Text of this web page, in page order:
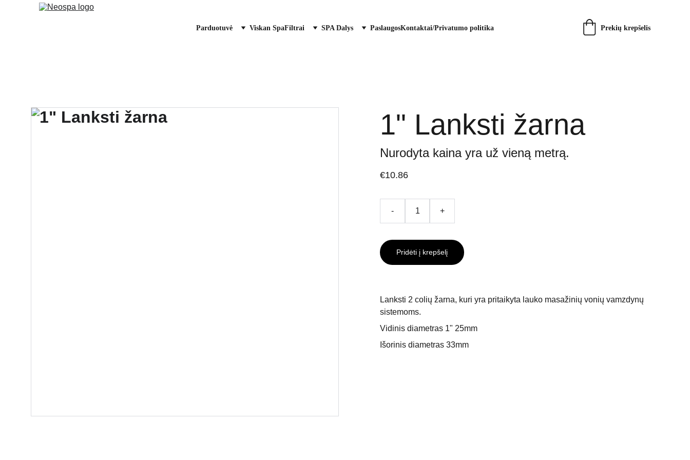
Parduotuvė Viskan SpaFiltrai SPA Dalys PaslaugosKontaktai/Privatumo politika Prekių krepšelis
1" Lanksti žarna
Nurodyta kaina yra už vieną metrą.
€10.86
- +
Pridėti į krepšelį
Lanksti 2 colių žarna, kuri yra pritaikyta lauko masažinių vonių vamzdynų
sistemoms.
Vidinis diametras 1" 25mm
Išorinis diametras 33mm